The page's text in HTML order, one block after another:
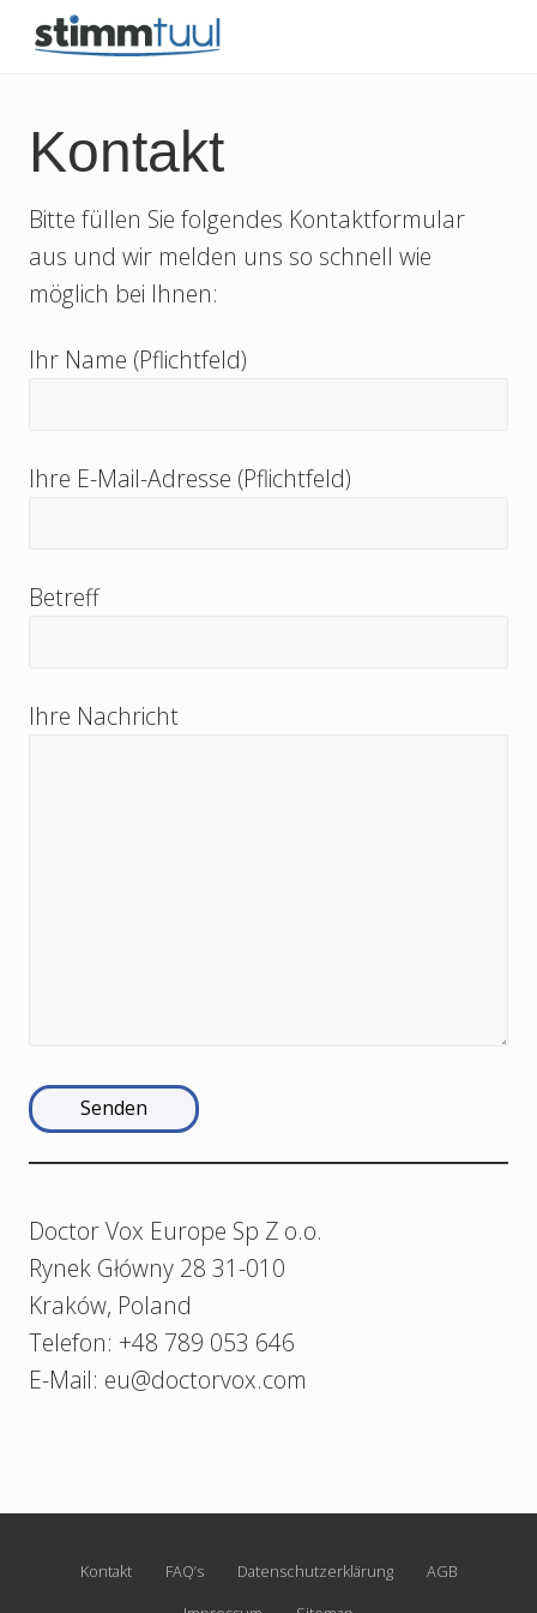
Menu
Skip
header
navigation
Skip
content
Skip
navigation
und
sprechen
Kontakt
Bitte füllen Sie folgendes Kontaktformular
aus und wir melden uns so schnell wie
möglich bei Ihnen:
Ihr Name (Pflichtfeld)
Ihre E-Mail-Adresse (Pflichtfeld)
Bitte lasse dieses Feld leer.
Betreff
Ihre Nachricht
Doctor Vox Europe Sp Z o.o.
Rynek Główny 28 31-010
Kraków, Poland
Telefon: +48 789 053 646
E-Mail: eu@doctorvox.com
Kontakt FAQ’s Datenschutzerklärung
AGB